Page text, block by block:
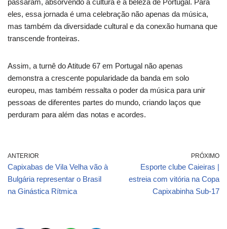
eles, essa jornada é uma celebração não apenas da música,
mas também da diversidade cultural e da conexão humana que
transcende fronteiras.
Assim, a turnê do Atitude 67 em Portugal não apenas
demonstra a crescente popularidade da banda em solo
europeu, mas também ressalta o poder da música para unir
pessoas de diferentes partes do mundo, criando laços que
perduram para além das notas e acordes.
ANTERIOR
Capixabas de Vila Velha vão à
Bulgária representar o Brasil
na Ginástica Rítmica
PRÓXIMO
Esporte clube Caieiras |
estreia com vitória na Copa
Capixabinha Sub-17